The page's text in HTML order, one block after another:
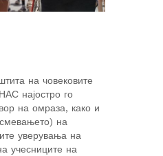
на човековите
најостро го
на омраза, како и
на
уверувања на
учесниците на